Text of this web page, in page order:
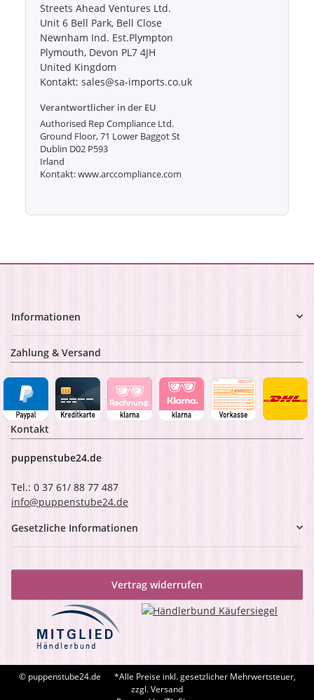
Streets Ahead Ventures Ltd.
Unit 6 Bell Park, Bell Close
Newnham Ind. Est.Plympton
Plymouth, Devon PL7 4JH
United Kingdom
Kontakt: sales@sa-imports.co.uk
Verantwortlicher in der EU
Authorised Rep Compliance Ltd.
Ground Floor, 71 Lower Baggot St
Dublin D02 P593
Irland
Kontakt: www.arccompliance.com
Informationen
Zahlung & Versand
Kontakt
puppenstube24.de
Tel.: 0 37 61/ 88 77 487
info@puppenstube24.de
Gesetzliche Informationen
Vertrag widerrufen
© puppenstube24.de
*Alle Preise inkl. gesetzlicher Mehrwertsteuer,
zzgl. Versand